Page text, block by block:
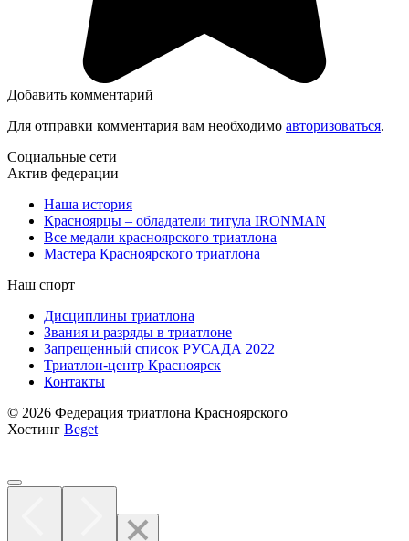
Добавить комментарий
Для отправки комментария вам необходимо авторизоваться.
Социальные сети
Актив федерации
Наша история
Красноярцы – обладатели титула IRONMAN
Все медали красноярского триатлона
Мастера Красноярского триатлона
Наш спорт
Дисциплины триатлона
Звания и разряды в триатлоне
Запрещенный список РУСАДА 2022
Триатлон-центр Красноярск
Контакты
© 2026 Федерация триатлона Красноярского
Хостинг Beget